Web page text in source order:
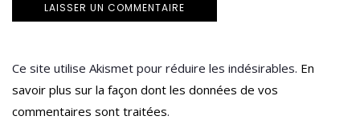
Ce site utilise Akismet pour réduire les indésirables. En
savoir plus sur la façon dont les données de vos
commentaires sont traitées.